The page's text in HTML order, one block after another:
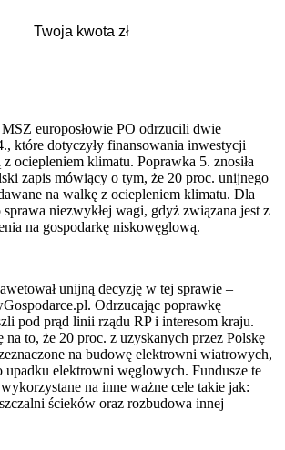
europosłowie PO odrzucili dwie
które dotyczyły finansowania inwestycji
ociepleniem klimatu. Poprawka 5. znosiła
zapis mówiący o tym, że 20 proc. unijnego
na walkę z ociepleniem klimatu. Dla
sprawa niezwykłej wagi, gdyż związana jest z
na gospodarkę niskowęglową.
unijną decyzję w tej sprawie –
Odrzucając poprawkę
pod prąd linii rządu RP i interesom kraju.
na to, że 20 proc. z uzyskanych przez Polskę
na budowę elektrowni wiatrowych,
upadku elektrowni węglowych. Fundusze te
na inne ważne cele takie jak:
ścieków oraz rozbudowa innej